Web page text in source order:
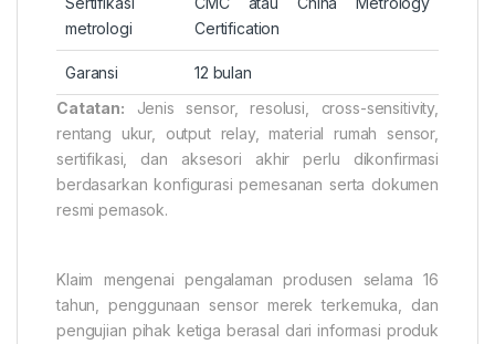
metrologi
Certification
Garansi
12 bulan
Catatan: Jenis sensor, resolusi, cross-sensitivity,
rentang ukur, output relay, material rumah sensor,
sertifikasi, dan aksesori akhir perlu dikonfirmasi
berdasarkan konfigurasi pemesanan serta dokumen
resmi pemasok.
Klaim mengenai pengalaman produsen selama 16
tahun, penggunaan sensor merek terkemuka, dan
pengujian pihak ketiga berasal dari informasi produk